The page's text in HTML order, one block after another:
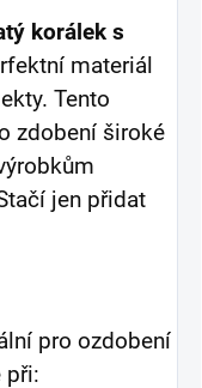
korálek s
materiál
Tento
zdobení široké
jen přidat
pro ozdobení
při: